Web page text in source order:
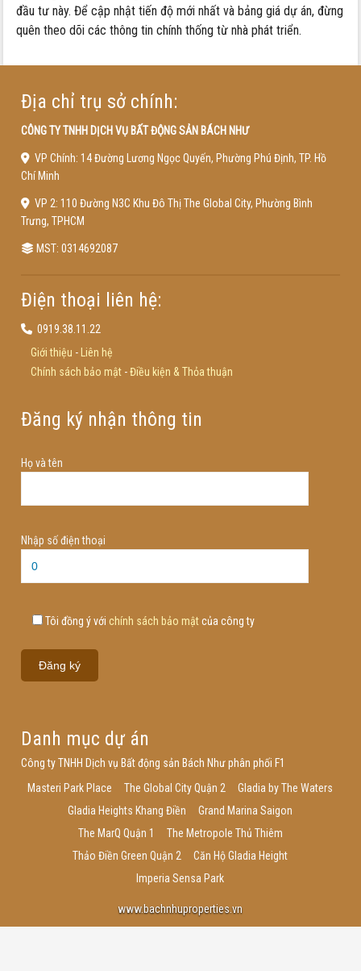
đầu tư này. Để cập nhật tiến độ mới nhất và bảng giá dự án, đừng
quên theo dõi các thông tin chính thống từ nhà phát triển.
Địa chỉ trụ sở chính:
CÔNG TY TNHH DỊCH VỤ BẤT ĐỘNG SẢN BÁCH NHƯ
VP Chính: 14 Đường Lương Ngọc Quyến, Phường Phú Định, TP. Hồ
Chí Minh
VP 2: 110 Đường N3C Khu Đô Thị The Global City, Phường Bình
Trưng, TPHCM
MST: 0314692087
Điện thoại liên hệ:
0919.38.11.22
Giới thiệu -
Liên hệ
Chính sách bảo mật-Điều kiện & Thỏa thuận
Đăng ký nhận thông tin
Họ và tên
Nhập số điện thoại
Tôi đồng ý với chính sách bảo mậtcủa công ty
Danh mục dự án
Công ty TNHH Dịch vụ Bất động sản Bách Như phân phối F1
Masteri Park Place
The Global City Quận 2
Gladia by The Waters
Gladia Heights Khang Điền
Grand Marina Saigon
The MarQ Quận 1
The Metropole Thủ Thiêm
Thảo Điền Green Quận 2
Căn Hộ Gladia Height
Imperia Sensa Park
www.bachnhuproperties.vn